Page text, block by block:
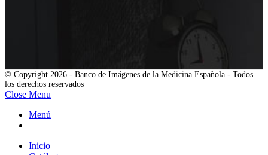
© Copyright 2026 - Banco de Imágenes de la Medicina Española - Todos
los derechos reservados
Close Menu
Menú
Inicio